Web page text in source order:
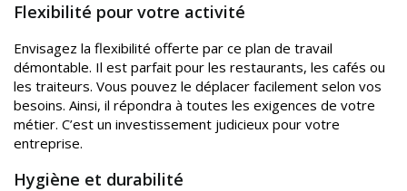
Flexibilité pour votre activité
Envisagez la flexibilité offerte par ce plan de travail
démontable. Il est parfait pour les restaurants, les cafés ou
les traiteurs. Vous pouvez le déplacer facilement selon vos
besoins. Ainsi, il répondra à toutes les exigences de votre
métier. C’est un investissement judicieux pour votre
entreprise.
Hygiène et durabilité